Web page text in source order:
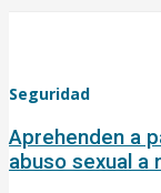
Seguridad
Aprehenden a
abuso sexual a